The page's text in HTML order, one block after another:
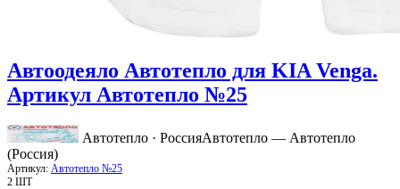
Автоодеяло Автотепло для KIA Venga.
Артикул Автотепло №25
Автотепло · РоссияАвтотепло — Автотепло
(Россия)
Артикул: Автотепло №25
2 ШТ